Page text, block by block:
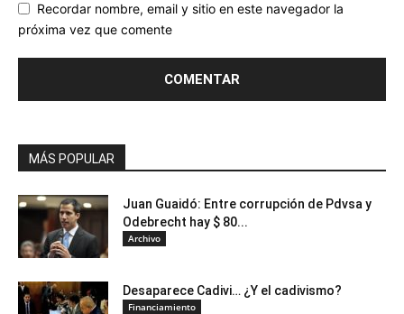
Recordar nombre, email y sitio en este navegador la
próxima vez que comente
MÁS POPULAR
Juan Guaidó: Entre corrupción de Pdvsa y
Odebrecht hay $ 80...
Archivo
Desaparece Cadivi… ¿Y el cadivismo?
Financiamiento